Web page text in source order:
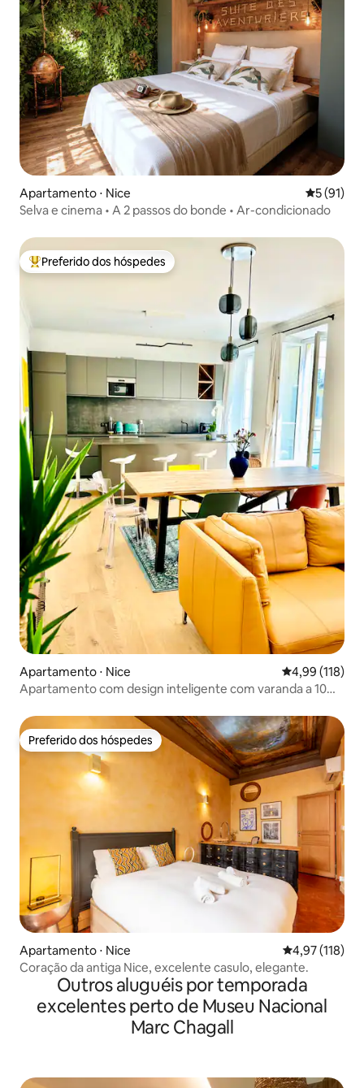
Apartamento ⋅ Nice 5 de uma
5 (91)
Selva e cinema • A 2 passos do bonde • Ar-condicionado
Entre os melhores preferidos dos hóspedes
Preferido dos hóspedes
Apartamento ⋅ Nice 4,99 de uma
4,99 (118)
Apartamento com design inteligente com varanda a 10
Preferido dos hóspedes
Preferido dos hóspedes
Apartamento ⋅ Nice 4,97 de uma
4,97 (118)
Coração da antiga Nice, excelente casulo, elegante.
Outros aluguéis por temporada
excelentes perto de Museu Nacional
Marc Chagall